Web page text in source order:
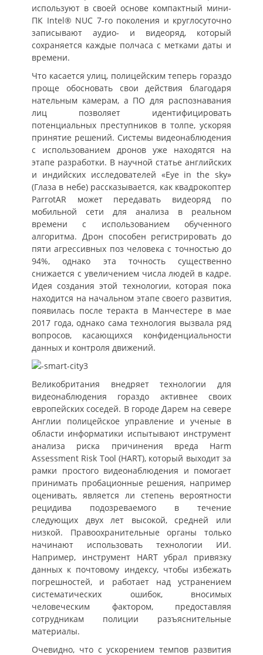
используют в своей основе компактный мини-
ПК Intel® NUC 7-го поколения и круглосуточно
записывают аудио- и видеоряд, который
сохраняется каждые полчаса с метками даты и
времени.
Что касается улиц, полицейским теперь гораздо
проще обосновать свои действия благодаря
нательным камерам, а ПО для распознавания
лиц позволяет идентифицировать
потенциальных преступников в толпе, ускоряя
принятие решений. Системы видеонаблюдения
с использованием дронов уже находятся на
этапе разработки. В научной статье английских
и индийских исследователей «Eye in the sky»
(Глаза в небе) рассказывается, как квадрокоптер
ParrotAR может передавать видеоряд по
мобильной сети для анализа в реальном
времени с использованием обученного
алгоритма. Дрон способен регистрировать до
пяти агрессивных поз человека с точностью до
94%, однако эта точность существенно
снижается с увеличением числа людей в кадре.
Идея создания этой технологии, которая пока
находится на начальном этапе своего развития,
появилась после теракта в Манчестере в мае
2017 года, однако сама технология вызвала ряд
вопросов, касающихся конфиденциальности
данных и контроля движений.
Великобритания внедряет технологии для
видеонаблюдения гораздо активнее своих
европейских соседей. В городе Дарем на севере
Англии полицейское управление и ученые в
области информатики испытывают инструмент
анализа риска причинения вреда Harm
Assessment Risk Tool (HART), который выходит за
рамки простого видеонаблюдения и помогает
принимать пробационные решения, например
оценивать, является ли степень вероятности
рецидива подозреваемого в течение
следующих двух лет высокой, средней или
низкой. Правоохранительные органы только
начинают использовать технологии ИИ.
Например, инструмент HART убрал привязку
данных к почтовому индексу, чтобы избежать
погрешностей, и работает над устранением
систематических ошибок, вносимых
человеческим фактором, предоставляя
сотрудникам полиции разъяснительные
материалы.
Очевидно, что с ускорением темпов развития